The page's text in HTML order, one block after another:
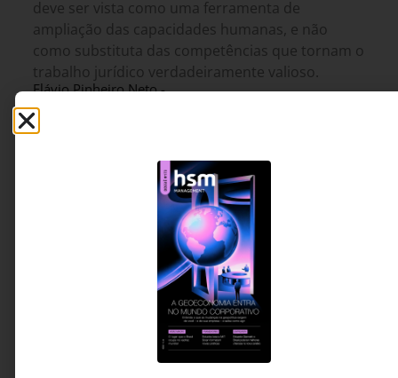
deve ser vista como uma ferramenta de
ampliação das capacidades humanas, e não
como substituta das competências que tornam o
trabalho jurídico verdadeiramente valioso.
Flávio Pinheiro Neto -
escritório Flávio Pinheiro
Neto Advogados